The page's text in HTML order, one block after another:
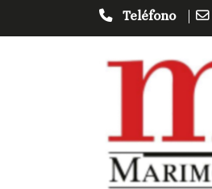
Teléfono|